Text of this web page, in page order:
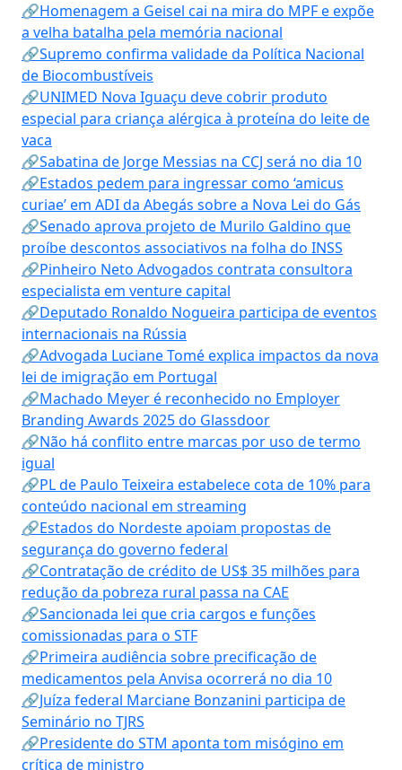
🔗Homenagem a Geisel cai na mira do MPF e expõe
a velha batalha pela memória nacional
🔗Supremo confirma validade da Política Nacional
de Biocombustíveis
🔗UNIMED Nova Iguaçu deve cobrir produto
especial para criança alérgica à proteína do leite de
vaca
🔗Sabatina de Jorge Messias na CCJ será no dia 10
🔗Estados pedem para ingressar como ‘amicus
curiae’ em ADI da Abegás sobre a Nova Lei do Gás
🔗Senado aprova projeto de Murilo Galdino que
proíbe descontos associativos na folha do INSS
🔗Pinheiro Neto Advogados contrata consultora
especialista em venture capital
🔗Deputado Ronaldo Nogueira participa de eventos
internacionais na Rússia
🔗Advogada Luciane Tomé explica impactos da nova
lei de imigração em Portugal
🔗Machado Meyer é reconhecido no Employer
Branding Awards 2025 do Glassdoor
🔗Não há conflito entre marcas por uso de termo
igual
🔗PL de Paulo Teixeira estabelece cota de 10% para
conteúdo nacional em streaming
🔗Estados do Nordeste apoiam propostas de
segurança do governo federal
🔗Contratação de crédito de US$ 35 milhões para
redução da pobreza rural passa na CAE
🔗Sancionada lei que cria cargos e funções
comissionadas para o STF
🔗Primeira audiência sobre precificação de
medicamentos pela Anvisa ocorrerá no dia 10
🔗Juíza federal Marciane Bonzanini participa de
Seminário no TJRS
🔗Presidente do STM aponta tom misógino em
crítica de ministro